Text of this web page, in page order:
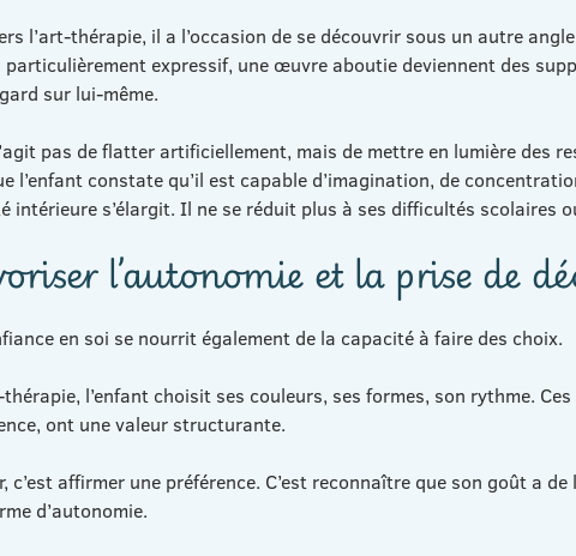
l’art-thérapie, il a l’occasion de se découvrir sous un autre
particulièrement expressif, une œuvre aboutie deviennent des
sur lui-même.
pas de flatter artificiellement, mais de mettre en lumière des
l’enfant constate qu’il est capable d’imagination, de
intérieure s’élargit. Il ne se réduit plus à ses difficultés scolaires
l’autonomie et la prise de
en soi se nourrit également de la capacité à faire des choix.
l’enfant choisit ses couleurs, ses formes, son rythme.
ont une valeur structurante.
c’est affirmer une préférence. C’est reconnaître que son goût a de
d’autonomie.